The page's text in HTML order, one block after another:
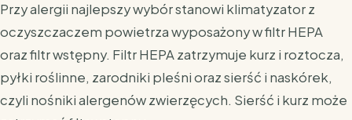
Przy alergii najlepszy wybór stanowi klimatyzator z
oczyszczaczem powietrza wyposażony w filtr HEPA
oraz filtr wstępny. Filtr HEPA zatrzymuje kurz i roztocza,
pyłki roślinne, zarodniki pleśni oraz sierść i naskórek,
czyli nośniki alergenów zwierzęcych. Sierść i kurz może